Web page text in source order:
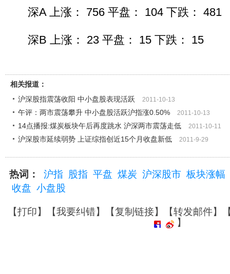
深A 上涨： 756 平盘： 104 下跌： 481
深B 上涨： 23 平盘： 15 下跌： 15
相关报道：
沪深股指震荡收阳 中小盘股表现活跃
2011-10-13
午评：两市震荡攀升 中小盘股活跃沪指涨0.50% 2011-10-13
14点播报:煤炭板块午后再度跳水 沪深两市震荡走低 2011-10-11
沪深股市延续弱势 上证综指创近15个月收盘新低 2011-9-29
热词： 沪指 股指 平盘 煤炭 沪深股市 板块涨幅
收盘 小盘股
【打印】【我要纠错】【复制链接】【转发邮件】
】